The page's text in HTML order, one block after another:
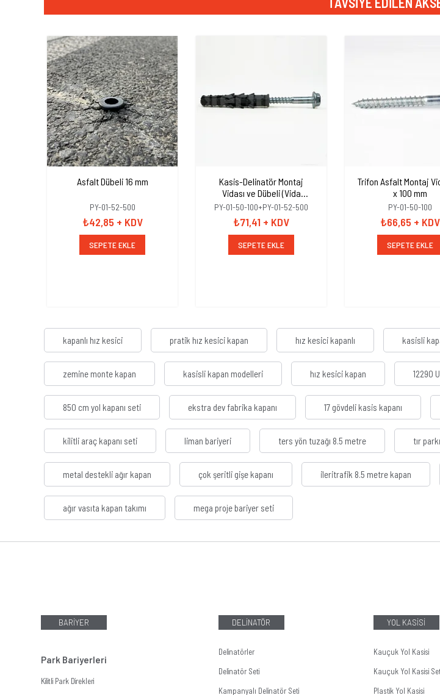
Asfalt Dübeli 16 mm
PY-01-52-500
₺42,85 + KDV
SEPETE EKLE
Kasis-Delinatör Montaj
Vidası ve Dübeli (Vida
10x100mm+Dübel 16mm)
PY-01-50-100+PY-01-52-500
₺71,41 + KDV
SEPETE EKLE
Trifon Asfalt Montaj
x 100 mm
PY-01-50-100
₺66,65 + KDV
SEPETE EKLE
kapanlı hız kesici pratik hız kesici kapan hız kesici kapanlı kasisli
zemine monte kapan kasisli kapan modelleri hız kesici kapan 12290
850 cm yol kapanı seti ekstra dev fabrika kapanı 17 gövdeli kasis kapanı
kilitli araç kapanı seti liman bariyeri ters yön tuzağı 8.5 metre tır
metal destekli ağır kapan çok şeritli gişe kapanı ileritrafik 8.5 metre kapan
ağır vasıta kapan takımı mega proje bariyer seti
BARİYER
Park Bariyerleri
Kilitli Park Direkleri
DELİNATÖR
Delinatörler
Delinatör Seti
Kampanyalı Delinatör Seti
YOL KASİSİ
Kauçuk Yol Kasisi
Kauçuk Yol Kasisi
Plastik Yol Kasisi